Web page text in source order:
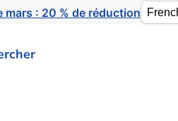
mars : 20 % de réduction